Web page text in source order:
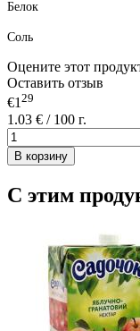
Соль
Оцените этот
Оставить отзыв
€129
1.03 € / 100 г.
В корзину
С этим